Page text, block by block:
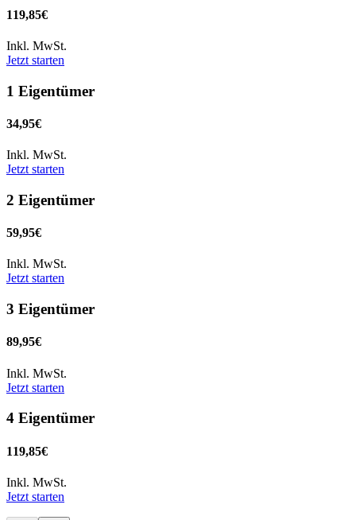
119,85€
Inkl. MwSt.
Jetzt starten
1 Eigentümer
34,95€
Inkl. MwSt.
Jetzt starten
2 Eigentümer
59,95€
Inkl. MwSt.
Jetzt starten
3 Eigentümer
89,95€
Inkl. MwSt.
Jetzt starten
4 Eigentümer
119,85€
Inkl. MwSt.
Jetzt starten